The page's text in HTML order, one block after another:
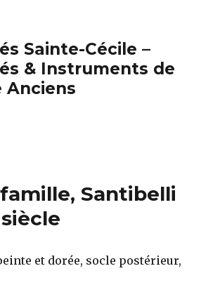
Sainte-Cécile –
& Instruments de
Anciens
Santibelli
et dorée, socle postérieur,